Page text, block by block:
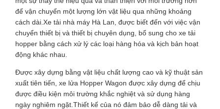
để vận chuyển một lượng lớn vật liệu qua những khoảng
cách dài.Xe tải nhà máy Hà Lan, được biết đến với việc vận
chuyển thiết bị và thiết bị chuyên dụng, bổ sung cho xe tải
hopper bằng cách xử lý các loại hàng hóa và kịch bản hoạt
động khác nhau.
Được xây dựng bằng vật liệu chất lượng cao và kỹ thuật sản
xuất tiên tiến, xe lửa Hopper Wagon được xây dựng để chịu
được điều kiện môi trường khắc nghiệt và sử dụng hàng
ngày nghiêm ngặt.Thiết kế của nó đảm bảo dễ dàng tải và